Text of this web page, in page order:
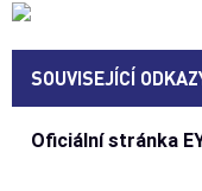
SOUVISEJÍCÍ
Oficiální stránka